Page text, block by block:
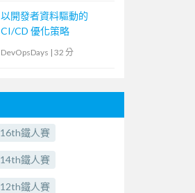
以開發者資料驅動的
CI/CD 優化策略
DevOpsDays | 32 分
16th鐵人賽
14th鐵人賽
12th鐵人賽